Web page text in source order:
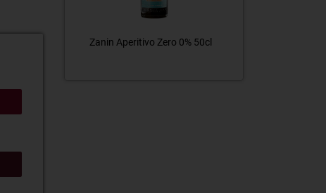
Zanin Liquore Arancello 25% 50cl